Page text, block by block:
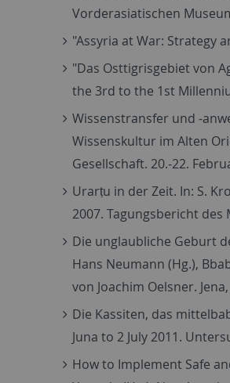
Vorderasiatischen
"Assyria at War: Strategy
"Das Osttigrisgebiet von
the 3rd to the 1st
Wissenstransfer und -
Wissenskultur im Alten
Gesellschaft. 20.-22.
Urarṭu in der Zeit. In: S.
2007. Tagungsbericht des
Die unglaubliche Geburt
Hans Neumann (Hg.),
von Joachim Oelsner.
Die Kassiten, das
Juna to 2 July 2011.
How to Implement Safe